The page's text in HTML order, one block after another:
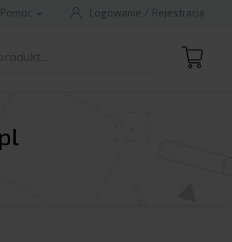
Pomoc Logowanie Rejestracja